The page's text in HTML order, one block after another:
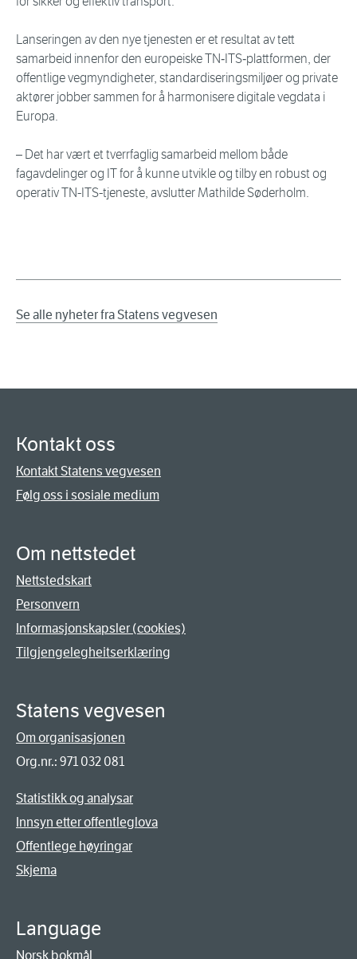
Lanseringen av den nye tjenesten er et resultat av tett
samarbeid innenfor den europeiske TN‑ITS‑plattformen, der
offentlige vegmyndigheter, standardiseringsmiljøer og private
aktører jobber sammen for å harmonisere digitale vegdata i
Europa.
– Det har vært et tverrfaglig samarbeid mellom både
fagavdelinger og IT for å kunne utvikle og tilby en robust og
operativ TN-ITS-tjeneste, avslutter Mathilde Søderholm.
Se alle nyheter fra Statens vegvesen
Kontakt oss
Kontakt Statens vegvesen
Følg oss i sosiale medium
Om nettstedet
Nettstedskart
Personvern
Informasjonskapsler (cookies)
Tilgjengelegheitserklæring
Statens vegvesen
Om organisasjonen
Org.nr.: 971 032 081
Statistikk og analysar
Innsyn etter offentleglova
Offentlege høyringar
Skjema
Language
Norsk bokmål